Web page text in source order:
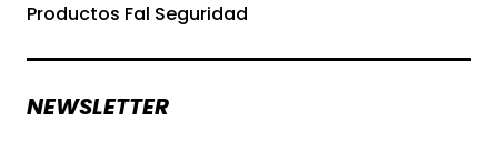
Productos Fal Seguridad
NEWSLETTER